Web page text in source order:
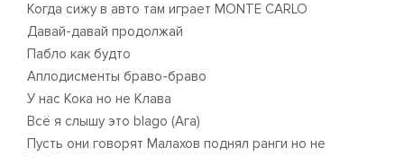
Когда сижу в авто там играет MONTE CARLO
Давай-давай продолжай
Пабло как будто
Аплодисменты браво-браво
У нас Кока но не Клава
Всё я слышу это blago (Ага)
Пусть они говорят Малахов поднял ранги но не